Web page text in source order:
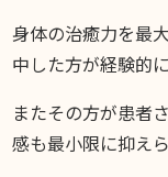
身体の治癒力を最
中した方が経験的
またその方が患者
感も最小限に抑えら